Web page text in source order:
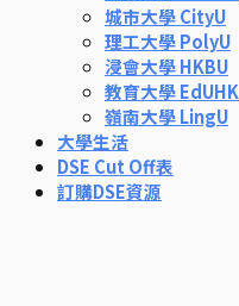
城市大學 CityU
理工大學 PolyU
浸會大學 HKBU
教育大學 EdUHK
嶺南大學 LingU
大學生活
DSE Cut Off表
訂購DSE資源